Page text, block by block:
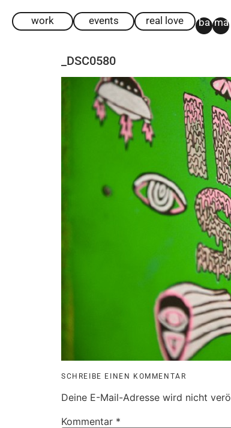
work events real love ba ma
_DSC0580
SCHREIBE EINEN KOMMENTAR
Deine E-Mail-Adresse wird nicht
Kommentar *